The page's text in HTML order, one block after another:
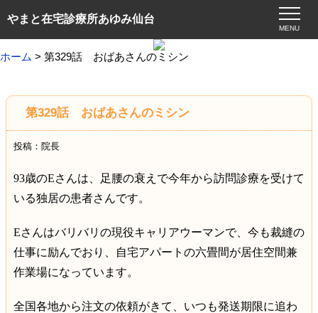
やまと在宅診療所あゆみ仙台
MENU
ホーム > 第329話 おばあさんのミシン
第329話 おばあさんのミシン
投稿：院長
93歳のEさんは、足腰の衰えで今年から訪問診療を受けて
いる独居の患者さんです。
Eさんはバリバリの現役キャリアウーマンで、今も裁縫の
仕事に励んでおり、自宅アパートの六畳間が居住空間兼
作業場になっています。
全国各地から注文の依頼がきて、いつも発送期限に追わ